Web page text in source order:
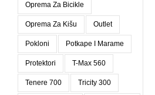
Oprema Za Bicikle
Oprema Za Kišu Outlet
Pokloni Potkape I Marame
Protektori T-Max 560
Tenere 700 Tricity 300